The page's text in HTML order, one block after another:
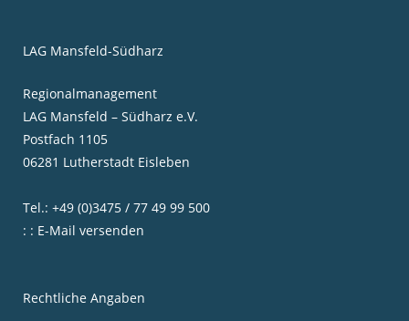
LAG Mansfeld-Südharz
Regionalmanagement
LAG Mansfeld – Südharz e.V.
Postfach 1105
06281 Lutherstadt Eisleben
Tel.: +49 (0)3475 / 77 49 99 500
: : E-Mail versenden
Rechtliche Angaben